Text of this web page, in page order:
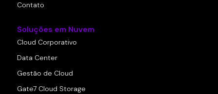
Contato
Soluções em Nuvem
Cloud Corporativo
Data Center
Gestão de Cloud
Gate7 Cloud Storage